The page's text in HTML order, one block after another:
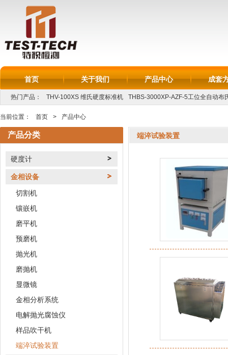
首页 关于我们 产品中心 成套
热门产品： THV-100XS 维氏硬度标准机 THBS-3000XP-AZF-5工位全自动布
LC-250L金相线切割机
当前位置： 首页 > 产品中心
产品分类
硬度计
金相设备
切割机
镶嵌机
磨平机
预磨机
抛光机
磨抛机
显微镜
金相分析系统
电解抛光腐蚀仪
样品吹干机
端淬试验装置
端淬试验装置